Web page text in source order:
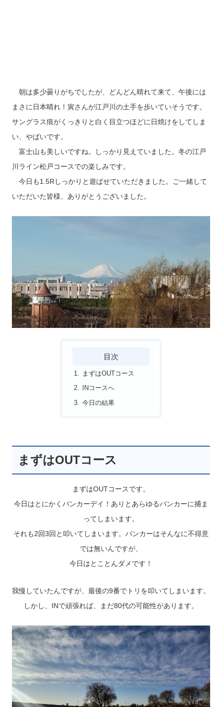
朝は多少曇りがちでしたが、どんどん晴れて来て、午後には
まさに日本晴れ！寅さんが江戸川の土手を歩いていそうです。
サングラス痕がくっきりと白く目立つほどに日焼けをしてしま
い、やばいです。
富士山も美しいですね。しっかり見えていました。冬の江戸
川ライン松戸コースでの楽しみです。
今日も1.5Rしっかりと遊ばせていただきました。ご一緒して
いただいた皆様、ありがとうございました。
目次
まずはOUTコース
INコースへ
今日の結果
まずはOUTコース
まずはOUTコースです。
今日はとにかくバンカーデイ！ありとあらゆるバンカーに捕ま
ってしまいます。
それも2回3回と叩いてしまいます。バンカーはそんなに不得意
では無いんですが、
今日はとことんダメです！
我慢していたんですが、最後の9番でトリを叩いてしまいます。
しかし、INで頑張れば、まだ80代の可能性があります。